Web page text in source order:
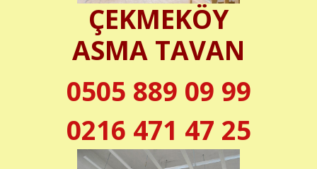
ÇEKMEKÖY
ASMA TAVAN
0505 889 09 99
0216 471 47 25